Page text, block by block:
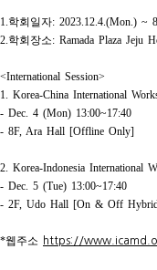
1.학회일자: 2023.12.4.(Mon.) ~
2.학회장소: Ramada Plaza Jeju
<International Session>
1. Korea-China International
- Dec. 4 (Mon) 13:00~17:40
- 8F, Ara Hall [Offline Only]
2. Korea-Indonesia International
- Dec. 5 (Tue) 13:00~17:40
- 2F, Udo Hall [On & Off Hybrid
*웹주소 https://